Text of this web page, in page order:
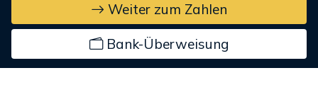
Weiter zum Zahlen
Bank-Überweisung